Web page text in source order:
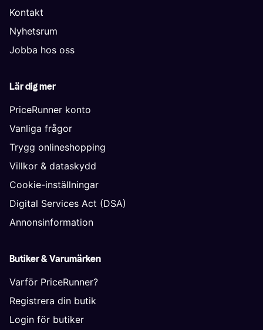
Kontakt
Nyhetsrum
Jobba hos oss
Lär dig mer
PriceRunner konto
Vanliga frågor
Trygg onlineshopping
Villkor & dataskydd
Cookie-inställningar
Digital Services Act (DSA)
Annonsinformation
Butiker & Varumärken
Varför PriceRunner?
Registrera din butik
Login för butiker